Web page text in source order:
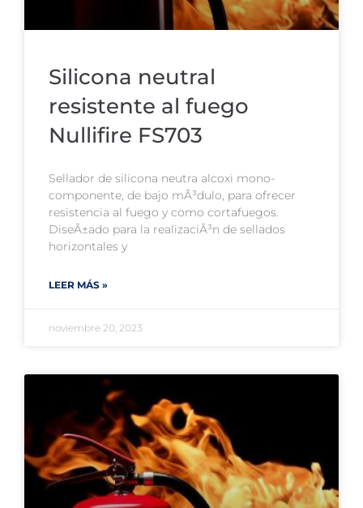
Silicona neutral
resistente al fuego
Nullifire FS703
Sellador de silicona neutra alcoxi mono-
componente, de bajo mÃ³dulo, para ofrecer
resistencia al fuego y como cortafuegos.
DiseÃ±ado para la realizaciÃ³n de sellados
horizontales y
LEER MÁS »
noviembre 20, 2023